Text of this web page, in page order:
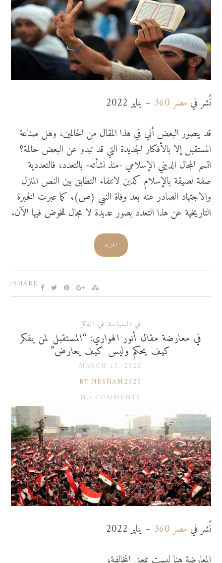
نُشر في مصر 360
– يناير 2022
قد يتصور البعض أني في هذا المقال من الحالمين، وهل صناعة
المستقبل إلا بالأفكار الجديدة التي قد تبدو عن البعض حالمة؟
اتسم المجال الديني الإسلامي -منذ نشأته- بالتعدد، فالتعددية
صفة لصيقة بالإسلام كدين لانتفاء التطابق بين النص المنزل
والاجتهاد الصادر عنه بعد وفاة النبي (ص)، كما عبرت الخبرة
التاريخية عن هذا التعدد بصور عديدة لا مجال للخوض فيها الآن.
المزيد
SHARE:
في السياسة, في الفكر
في معارضة مقال أنور الهواري: “المستقبل لمن يفكر
كيف يحكم وليس كيف يعارض”
MARCH 15, 2022
BY HESHAM2020
NO COMMENTS
نُشر في مصر 360
– يناير 2022